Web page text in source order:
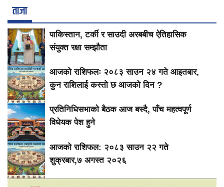
ताजा
पाकिस्तान, टर्की र साउदी अरबबीच ऐतिहासिक
संयुक्त रक्षा सम्झौता
आजको राशिफलः २०८३ साउन २४ गते आइतबार,
कुन राशिलाई कस्तो छ आजको दिन ?
प्रतिनिधिसभाको बैठक आज बस्दै, पाँच महत्वपूर्ण
विधेयक पेश हुने
आजको राशिफल: २०८३ साउन २२ गते
शुक्रबार,७ अगस्त २०२६